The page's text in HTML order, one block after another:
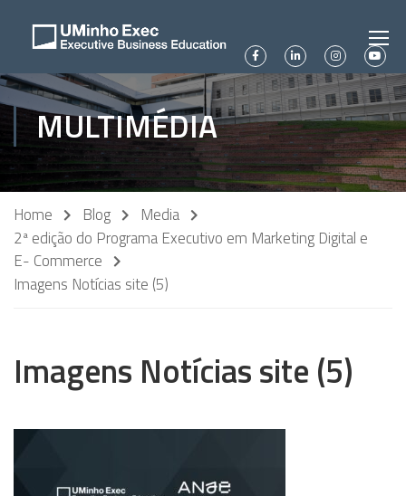
MULTIMÉDIA
Home Blog
Media
2ª edição do Programa Executivo em Marketing Digital e
E- Commerce
Imagens Notícias site (5)
Imagens Notícias site (5)